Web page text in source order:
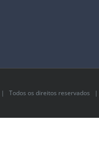
| Todos os direitos reservados |